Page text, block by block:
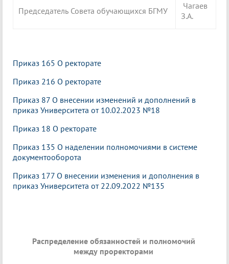
Председатель Совета обучающихся БГМУ
Чагаев
З.А.
Приказ 165 О ректорате
Приказ 216 О ректорате
Приказ 87 О внесении изменений и дополнений в
приказ Университета от 10.02.2023 №18
Приказ 18 О ректорате
Приказ 135 О наделении полномочиями в системе
документооборота
Приказ 177 О внесении изменения и дополнения в
приказ Университета от 22.09.2022 №135
Распределение обязанностей и полномочий
между проректорами